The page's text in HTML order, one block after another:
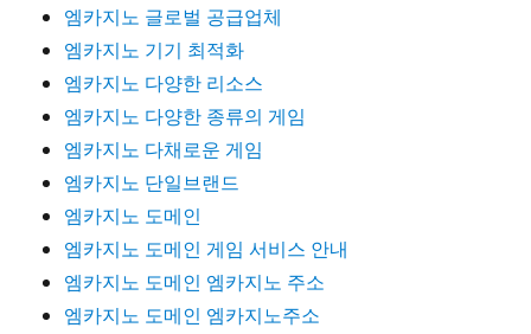
엠카지노 글로벌 공급업체
엠카지노 기기 최적화
엠카지노 다양한 리소스
엠카지노 다양한 종류의 게임
엠카지노 다채로운 게임
엠카지노 단일브랜드
엠카지노 도메인
엠카지노 도메인 게임 서비스 안내
엠카지노 도메인 엠카지노 주소
엠카지노 도메인 엠카지노주소